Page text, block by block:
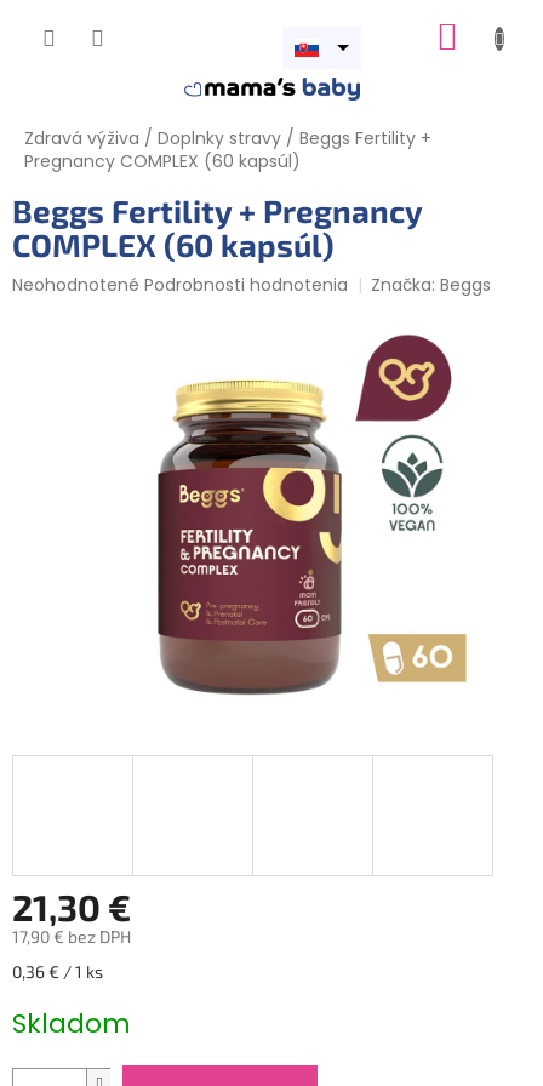
Otvoriť
Zdravá výživa / Doplnky stravy / Beggs Fertility +
Pregnancy COMPLEX (60 kapsúl)
Beggs Fertility + Pregnancy
COMPLEX (60 kapsúl)
Priemerné
Neohodnotené Podrobnosti hodnotenia Značka:Beggs
21,30 €
17,90 € bez DPH
Jednotková
0,36 € / 1 ks
Skladom